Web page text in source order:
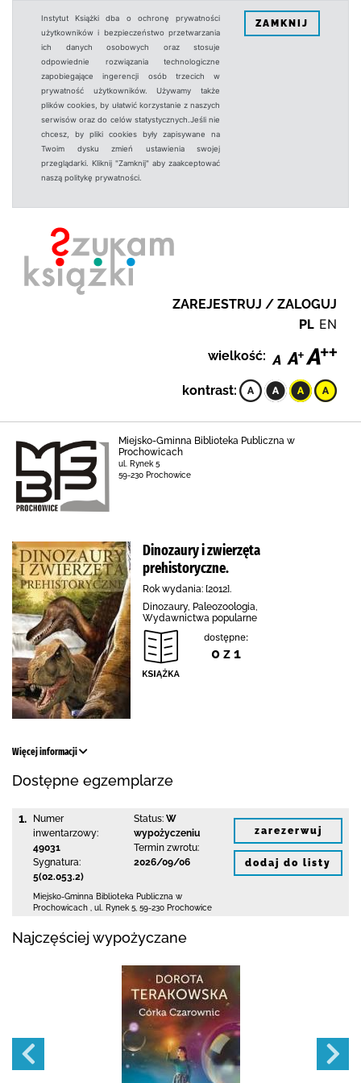
Instytut Książki dba o ochronę prywatności
użytkowników i bezpieczeństwo przetwarzania
ich danych osobowych oraz stosuje
odpowiednie rozwiązania technologiczne
zapobiegające ingerencji osób trzecich w
prywatność użytkowników. Używamy także
plików cookies, by ułatwić korzystanie z naszych
serwisów oraz do celów statystycznych.Jeśli nie
chcesz, by pliki cookies były zapisywane na
Twoim dysku zmień ustawienia swojej
przeglądarki. Kliknij "Zamknij" aby zaakceptować
naszą politykę prywatności.
ZAMKNIJ
ZAREJESTRUJ / ZALOGUJ
PL EN
wielkość:
kontrast:
Miejsko-Gminna Biblioteka Publiczna w
Prochowicach
ul. Rynek 5
59-230 Prochowice
Dinozaury i zwierzęta
prehistoryczne.
Rok wydania: [2012].
Dinozaury, Paleozoologia,
Wydawnictwa popularne
dostępne:
0 z 1
Więcej informacji
Dostępne egzemplarze
1.
Numer
inwentarzowy:
49031
Sygnatura:
5(02.053.2)
Status: W
wypożyczeniu
Termin zwrotu:
2026/09/06
Miejsko-Gminna Biblioteka Publiczna w
Prochowicach
ul. Rynek 5 59-230 Prochowice
zarezerwuj
dodaj do listy
Najczęściej wypożyczane